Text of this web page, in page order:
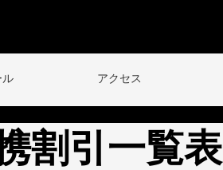
ル アクセス
割引一覧表